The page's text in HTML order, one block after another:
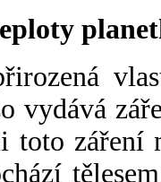
vydává
toto záření